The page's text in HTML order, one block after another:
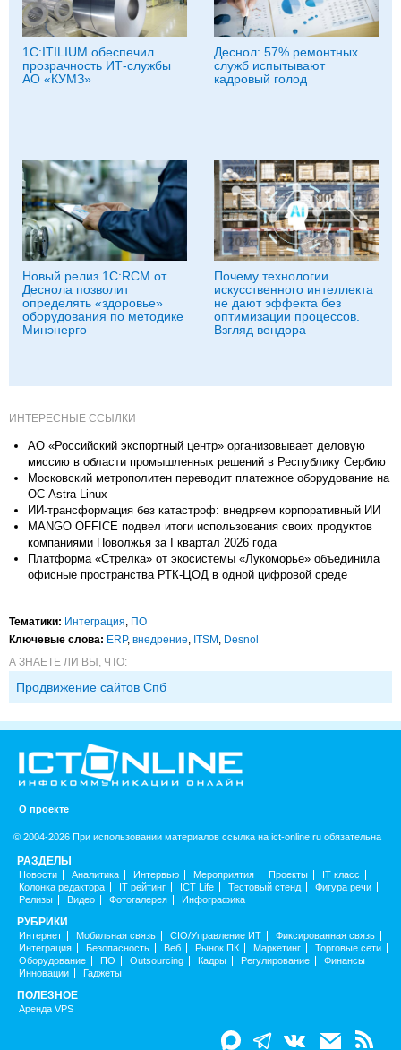
1С:ITILIUM обеспечил
прозрачность ИТ-службы
АО «КУМЗ»
Деснол: 57% ремонтных
служб испытывают
кадровый голод
Новый релиз 1С:RCM от
Деснола позволит
определять «здоровье»
оборудования по методике
Минэнерго
Почему технологии
искусственного интеллекта
не дают эффекта без
оптимизации процессов.
Взгляд вендора
ИНТЕРЕСНЫЕ ССЫЛКИ
АО «Российский экспортный центр» организовывает деловую
миссию в области промышленных решений в Республику Сербию
Московский метрополитен переводит платежное оборудование на
ОС Astra Linux
ИИ-трансформация без катастроф: внедряем корпоративный ИИ
MANGO OFFICE подвел итоги использования своих продуктов
компаниями Поволжья за I квартал 2026 года
Платформа «Стрелка» от экосистемы «Лукоморье» объединила
офисные пространства РТК-ЦОД в одной цифровой среде
Тематики: Интеграция, ПО
Ключевые слова: ERP, внедрение, ITSM , Desnol
А ЗНАЕТЕ ЛИ ВЫ, ЧТО:
Продвижение сайтов Спб
О проекте
© 2004-2026 При использовании материалов ссылка на ict-online.ru обязательна
РАЗДЕЛЫ
Новости Аналитика Интервью Мероприятия Проекты
IT класс
Колонка редактора
IT рейтинг ICT Life Тестовый стенд
Фигура речи
Релизы
Видео Фотогалерея Инфографика
РУБРИКИ
Интернет Мобильная связь CIO/Управление ИТ
Фиксированная связь
Интеграция
Безопасность Веб Рынок ПК Маркетинг
Торговые сети
Оборудование
ПО Outsourcing Кадры Регулирование
Финансы
Инновации
Гаджеты
ПОЛЕЗНОЕ
Аренда VPS